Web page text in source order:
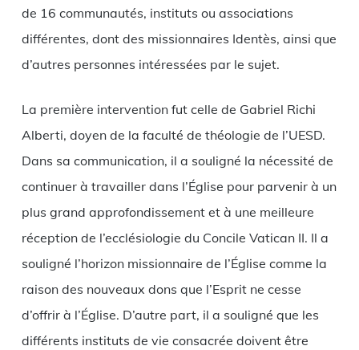
de 16 communautés, instituts ou associations
différentes, dont des missionnaires Identès, ainsi que
d’autres personnes intéressées par le sujet.
La première intervention fut celle de Gabriel Richi
Alberti, doyen de la faculté de théologie de l’UESD.
Dans sa communication, il a souligné la nécessité de
continuer à travailler dans l’Église pour parvenir à un
plus grand approfondissement et à une meilleure
réception de l’ecclésiologie du Concile Vatican II. Il a
souligné l’horizon missionnaire de l’Église comme la
raison des nouveaux dons que l’Esprit ne cesse
d’offrir à l’Église. D’autre part, il a souligné que les
différents instituts de vie consacrée doivent être